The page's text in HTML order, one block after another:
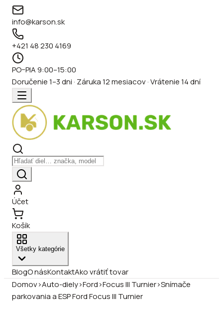
info@karson.sk
+421 48 230 4169
PO–PIA 9:00–15:00
Doručenie 1–3 dni · Záruka 12 mesiacov · Vrátenie 14 dní
Účet
Košík
Všetky kategórie
BlogO násKontaktAko vrátiť tovar
Domov›Auto-diely›Ford›Focus III Turnier›Snímače
parkovania a ESP Ford Focus III Turnier